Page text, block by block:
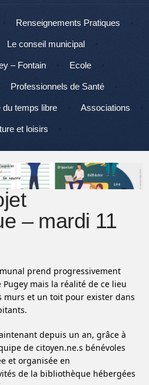
Renseignements Pratiques
Le conseil municipal
– Fontain Ecole
Professionnels de Santé
du temps libre Associations
et loisirs
– mardi 11
prend progressivement
mais la réalité de ce lieu
murs et un toit pour exister dans
depuis un an, grâce à
de citoyen.ne.s bénévoles
et organisée en
de la bibliothèque hébergées